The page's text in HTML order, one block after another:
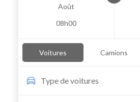
Août
08h00
Voitures Camions
Type devoitures